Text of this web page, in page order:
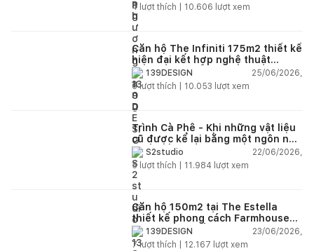
4 lượt thích | 10.606 lượt xem
Căn hộ The Infiniti 175m2 thiết kế
hiện đại kết hợp nghệ thuật
Modern Art đầy cảm xúc
139DESIGN
25/06/2026,
6lượt thích | 10.053 lượt xem
Trình Cà Phê - Khi những vật liệu
cũ được kể lại bằng một ngôn ngữ
thiết kế mới
S2studio
22/06/2026,
5 lượt thích | 11.984 lượt xem
Căn hộ 150m2 tại The Estella
thiết kế phong cách Farmhouse
thanh lịch và ấm áp
139DESIGN
23/06/2026,
7lượt thích | 12.167 lượt xem